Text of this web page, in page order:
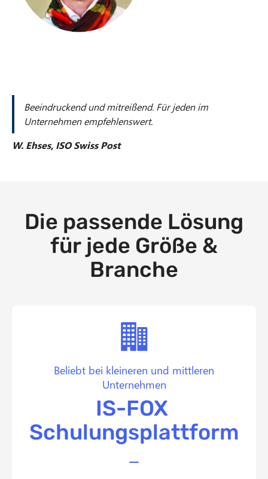
Beeindruckend und mitreißend. Für jeden im
Unternehmen empfehlenswert.
W. Ehses, ISO Swiss Post
Die passende Lösung
für jede Größe &
Branche
Beliebt bei kleineren und mittleren
Unternehmen
IS-FOX
Schulungsplattform